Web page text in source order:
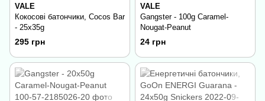
VALE
Кокосові батончики, Cocos Bar
- 25x35g
295 грн
VALE
Gangster - 100g Caramel-
Nougat-Peanut
24 грн